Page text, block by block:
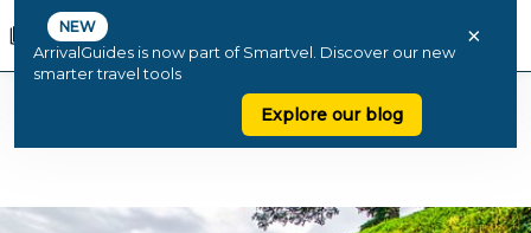
NEW
ArrivalGuides is now part of Smartvel. Discover our new
smarter travel tools
Explore our blog
×